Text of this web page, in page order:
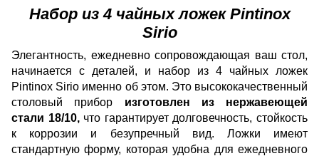
Набор из 4 чайных ложек Pintinox
Sirio
Элегантность, ежедневно сопровождающая ваш стол,
начинается с деталей, и набор из 4 чайных ложек
Pintinox Sirio именно об этом. Это высококачественный
столовый прибор изготовлен из нержавеющей
стали 18/10, что гарантирует долговечность, стойкость
к коррозии и безупречный вид. Ложки имеют
стандартную форму, которая удобна для ежедневного